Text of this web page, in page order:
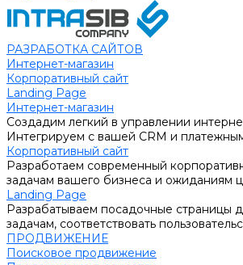
РАЗРАБОТКА САЙТОВ
Интернет-магазин
Корпоративный сайт
Landing Page
Интернет-магазин
Создадим легкий в управлении
Интегрируем с вашей CRM и
Корпоративный сайт
Разработаем современный
задачам вашего бизнеса и ожиданиям
Landing Page
Разрабатываем посадочные страницы
задачам, соответствовать
ПРОДВИЖЕНИЕ
Поисковое продвижение